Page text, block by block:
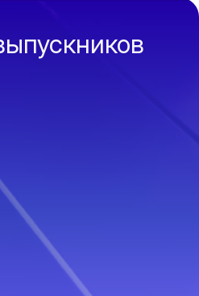
нужно для
на вб.
кучу
Курс